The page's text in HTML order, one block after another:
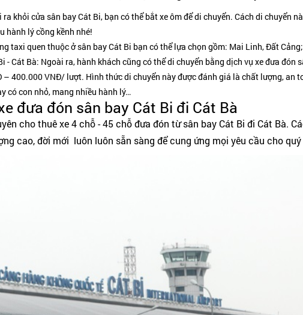
khỏi cửa sân bay Cát Bi, bạn có thể bắt xe ôm để di chuyển. Cách di chuyển
hành lý cồng kềnh nhé!
taxi quen thuộc ở sân bay Cát Bi bạn có thể lựa chọn gồm: Mai Linh, Đất
- Cát Bà: Ngoài ra, hành khách cũng có thể di chuyển bằng dịch vụ xe đưa đón
400.000 VNĐ/ lượt. Hình thức di chuyển này được đánh giá là chất lượng, an
có con nhỏ, mang nhiều hành lý…
đưa đón sân bay Cát Bi đi Cát Bà
cho thuê xe 4 chỗ - 45 chỗ đưa đón từ sân bay Cát Bi đi Cát Bà.
cao, đời mới luôn luôn sẵn sàng để cung ứng mọi yêu cầu cho